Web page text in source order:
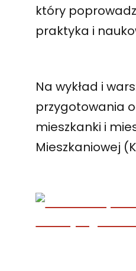
który
praktyka i
Na wykład i
przygotowania
mieszkanki i
Mieszkaniowej